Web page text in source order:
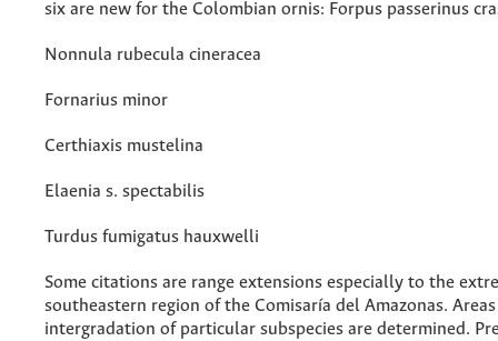
six are new for the Colombian ornis: Forpus passerinus
Nonnula rubecula cineracea
Fornarius minor
Certhiaxis mustelina
Elaenia s. spectabilis
Turdus fumigatus hauxwelli
Some citations are range extensions especially to the
southeastern region of the Comisaría del Amazonas.
intergradation of particular subspecies are determined.